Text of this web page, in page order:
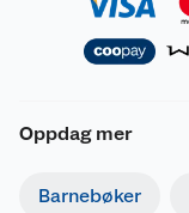
Oppdag mer
Barnebøker